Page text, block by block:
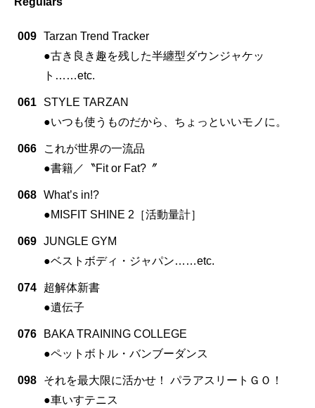
009 Tarzan Trend Tracker
●古き良き趣を残した半纏型ダウンジャケッ
ト……etc.
061
STYLE TARZAN
●いつも使うものだから、ちょっといいモノに。
066
これが世界の一流品
●書籍／〝Fit or Fat?〞
068 What’s in!?
●MISFIT SHINE 2［活動量計］
069 JUNGLE GYM
●ベストボディ・ジャパン……etc.
074
超解体新書
●遺伝子
076
BAKA TRAINING COLLEGE
●ペットボトル・バンブーダンス
098
それを最大限に活かせ！ パラアスリートＧＯ！
●車いすテニス